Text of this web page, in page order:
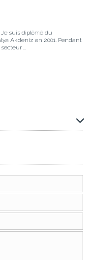
suis diplômé du
Akdeniz en 2001. Pendant
...